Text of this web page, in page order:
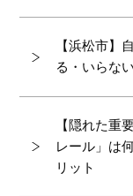
【浜松市】
る・いらな
【隠れた重
レール」は
リット